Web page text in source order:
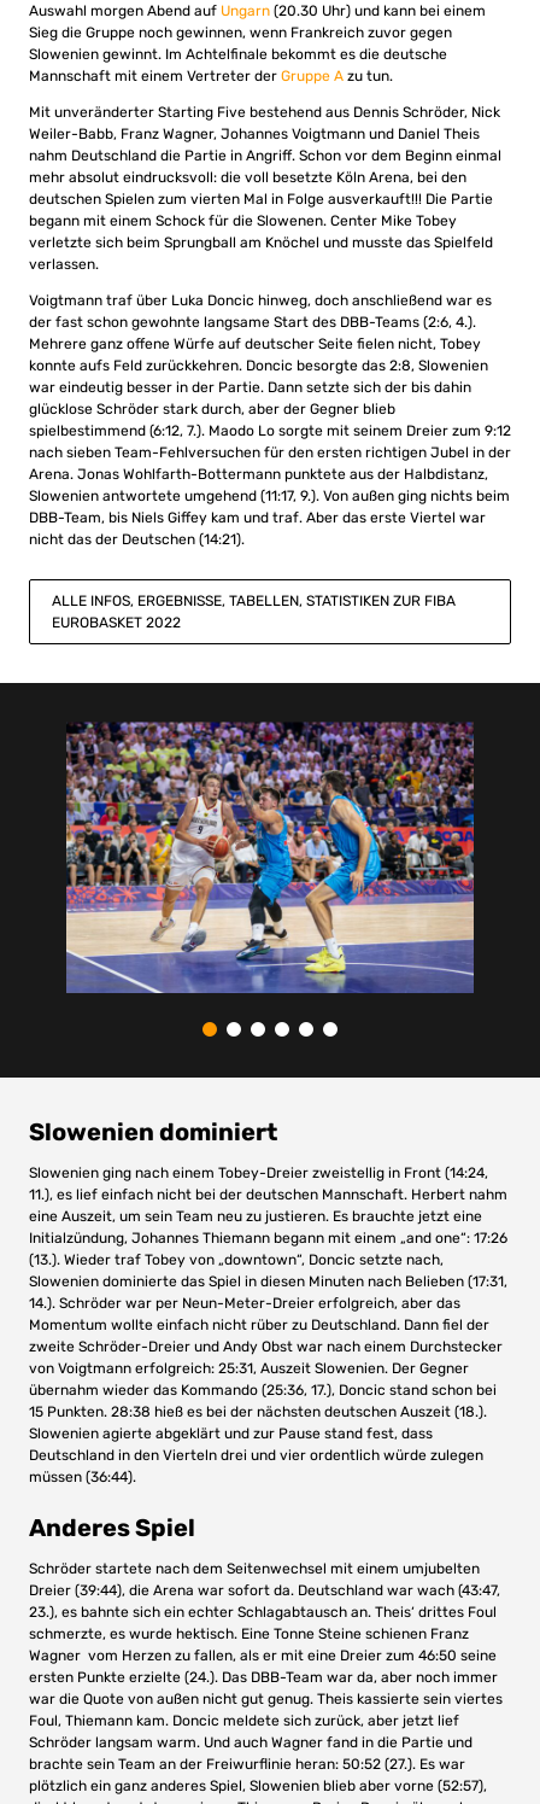
Auswahl morgen Abend auf Ungarn (20.30 Uhr) und kann bei einem
Sieg die Gruppe noch gewinnen, wenn Frankreich zuvor gegen
Slowenien gewinnt. Im Achtelfinale bekommt es die deutsche
Mannschaft mit einem Vertreter der Gruppe A zu tun.
Mit unveränderter Starting Five bestehend aus Dennis Schröder, Nick
Weiler-Babb, Franz Wagner, Johannes Voigtmann und Daniel Theis
nahm Deutschland die Partie in Angriff. Schon vor dem Beginn einmal
mehr absolut eindrucksvoll: die voll besetzte Köln Arena, bei den
deutschen Spielen zum vierten Mal in Folge ausverkauft!!! Die Partie
begann mit einem Schock für die Slowenen. Center Mike Tobey
verletzte sich beim Sprungball am Knöchel und musste das Spielfeld
verlassen.
Voigtmann traf über Luka Doncic hinweg, doch anschließend war es
der fast schon gewohnte langsame Start des DBB-Teams (2:6, 4.).
Mehrere ganz offene Würfe auf deutscher Seite fielen nicht, Tobey
konnte aufs Feld zurückkehren. Doncic besorgte das 2:8, Slowenien
war eindeutig besser in der Partie. Dann setzte sich der bis dahin
glücklose Schröder stark durch, aber der Gegner blieb
spielbestimmend (6:12, 7.). Maodo Lo sorgte mit seinem Dreier zum 9:12
nach sieben Team-Fehlversuchen für den ersten richtigen Jubel in der
Arena. Jonas Wohlfarth-Bottermann punktete aus der Halbdistanz,
Slowenien antwortete umgehend (11:17, 9.). Von außen ging nichts beim
DBB-Team, bis Niels Giffey kam und traf. Aber das erste Viertel war
nicht das der Deutschen (14:21).
ALLE INFOS, ERGEBNISSE, TABELLEN, STATISTIKEN ZUR FIBA
EUROBASKET 2022
Slowenien dominiert
Slowenien ging nach einem Tobey-Dreier zweistellig in Front (14:24,
11.), es lief einfach nicht bei der deutschen Mannschaft. Herbert nahm
eine Auszeit, um sein Team neu zu justieren. Es brauchte jetzt eine
Initialzündung, Johannes Thiemann begann mit einem „and one“: 17:26
(13.). Wieder traf Tobey von „downtown“, Doncic setzte nach,
Slowenien dominierte das Spiel in diesen Minuten nach Belieben (17:31,
14.). Schröder war per Neun-Meter-Dreier erfolgreich, aber das
Momentum wollte einfach nicht rüber zu Deutschland. Dann fiel der
zweite Schröder-Dreier und Andy Obst war nach einem Durchstecker
von Voigtmann erfolgreich: 25:31, Auszeit Slowenien. Der Gegner
übernahm wieder das Kommando (25:36, 17.), Doncic stand schon bei
15 Punkten. 28:38 hieß es bei der nächsten deutschen Auszeit (18.).
Slowenien agierte abgeklärt und zur Pause stand fest, dass
Deutschland in den Vierteln drei und vier ordentlich würde zulegen
müssen (36:44).
Anderes Spiel
Schröder startete nach dem Seitenwechsel mit einem umjubelten
Dreier (39:44), die Arena war sofort da. Deutschland war wach (43:47,
23.), es bahnte sich ein echter Schlagabtausch an. Theis‘ drittes Foul
schmerzte, es wurde hektisch. Eine Tonne Steine schienen Franz
Wagner vom Herzen zu fallen, als er mit eine Dreier zum 46:50 seine
ersten Punkte erzielte (24.). Das DBB-Team war da, aber noch immer
war die Quote von außen nicht gut genug. Theis kassierte sein viertes
Foul, Thiemann kam. Doncic meldete sich zurück, aber jetzt lief
Schröder langsam warm. Und auch Wagner fand in die Partie und
brachte sein Team an der Freiwurflinie heran: 50:52 (27.). Es war
plötzlich ein ganz anderes Spiel, Slowenien blieb aber vorne (52:57),